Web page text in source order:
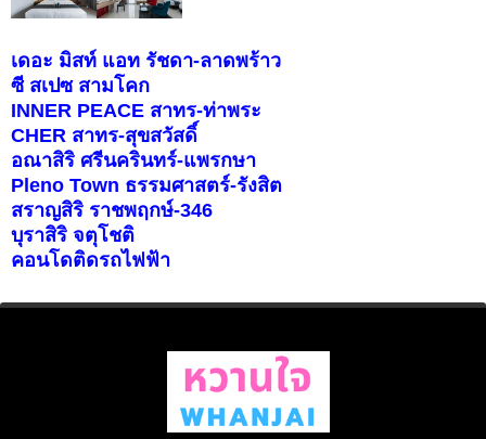
เดอะ มิสท์ แอท รัชดา-ลาดพร้าว
ซี สเปซ สามโคก
INNER PEACE สาทร-ท่าพระ
CHER สาทร-สุขสวัสดิ์
อณาสิริ ศรีนครินทร์-แพรกษา
Pleno Town ธรรมศาสตร์-รังสิต
สราญสิริ ราชพฤกษ์-346
บุราสิริ จตุโชติ
คอนโดติดรถไฟฟ้า